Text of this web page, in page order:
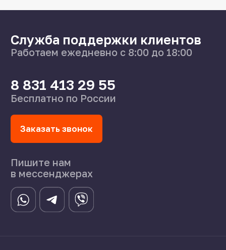
©2024 СпецСплав
Политика конфиденциальности
Создание сайта
Статьи